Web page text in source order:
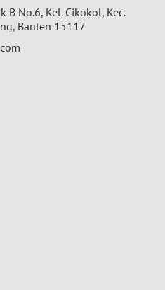
B No.6, Kel. Cikokol, Kec.
Banten 15117